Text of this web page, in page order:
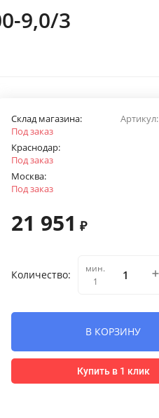
9,0/3
Артикул:
Склад магазина:
Под заказ
Краснодар:
Под заказ
Москва:
Под заказ
21 951 ₽
Количество:
мин.
1
В КОРЗИНУ
Купить в 1 клик